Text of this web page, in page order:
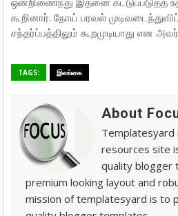
கூறினார். நோய் பரவல்
சந்தர்ப்பத்திலும் கூறமுடியாது என அவர்
TAGS: இலங்கை
About
Templatesyard
resources site
quality blogger
premium looking layout and
mission of templatesyard is to